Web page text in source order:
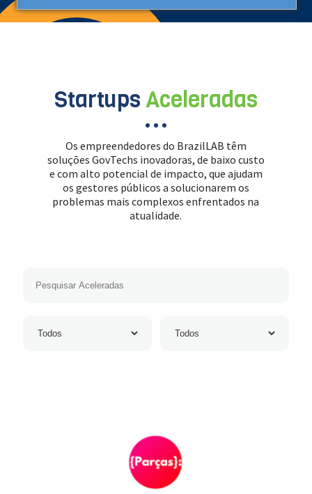
StartupsAceleradas
Os empreendedores do BrazilLAB têm
soluções GovTechs inovadoras, de baixo custo
e com alto potencial de impacto, que ajudam
os gestores públicos a solucionarem os
problemas mais complexos enfrentados na
atualidade.